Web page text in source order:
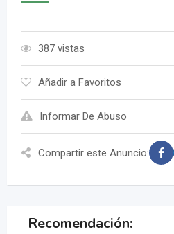
387 vistas
Añadir a Favoritos
Informar De Abuso
Compartir este Anuncio:
Recomendación: